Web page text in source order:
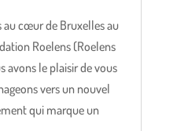
au cœur de Bruxelles au
Roelens (Roelens
avons le plaisir de vous
vers un nouvel
qui marque un